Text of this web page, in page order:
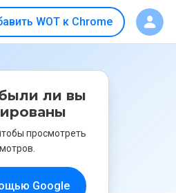
WOT к Chrome
ли вы
просмотреть
Google